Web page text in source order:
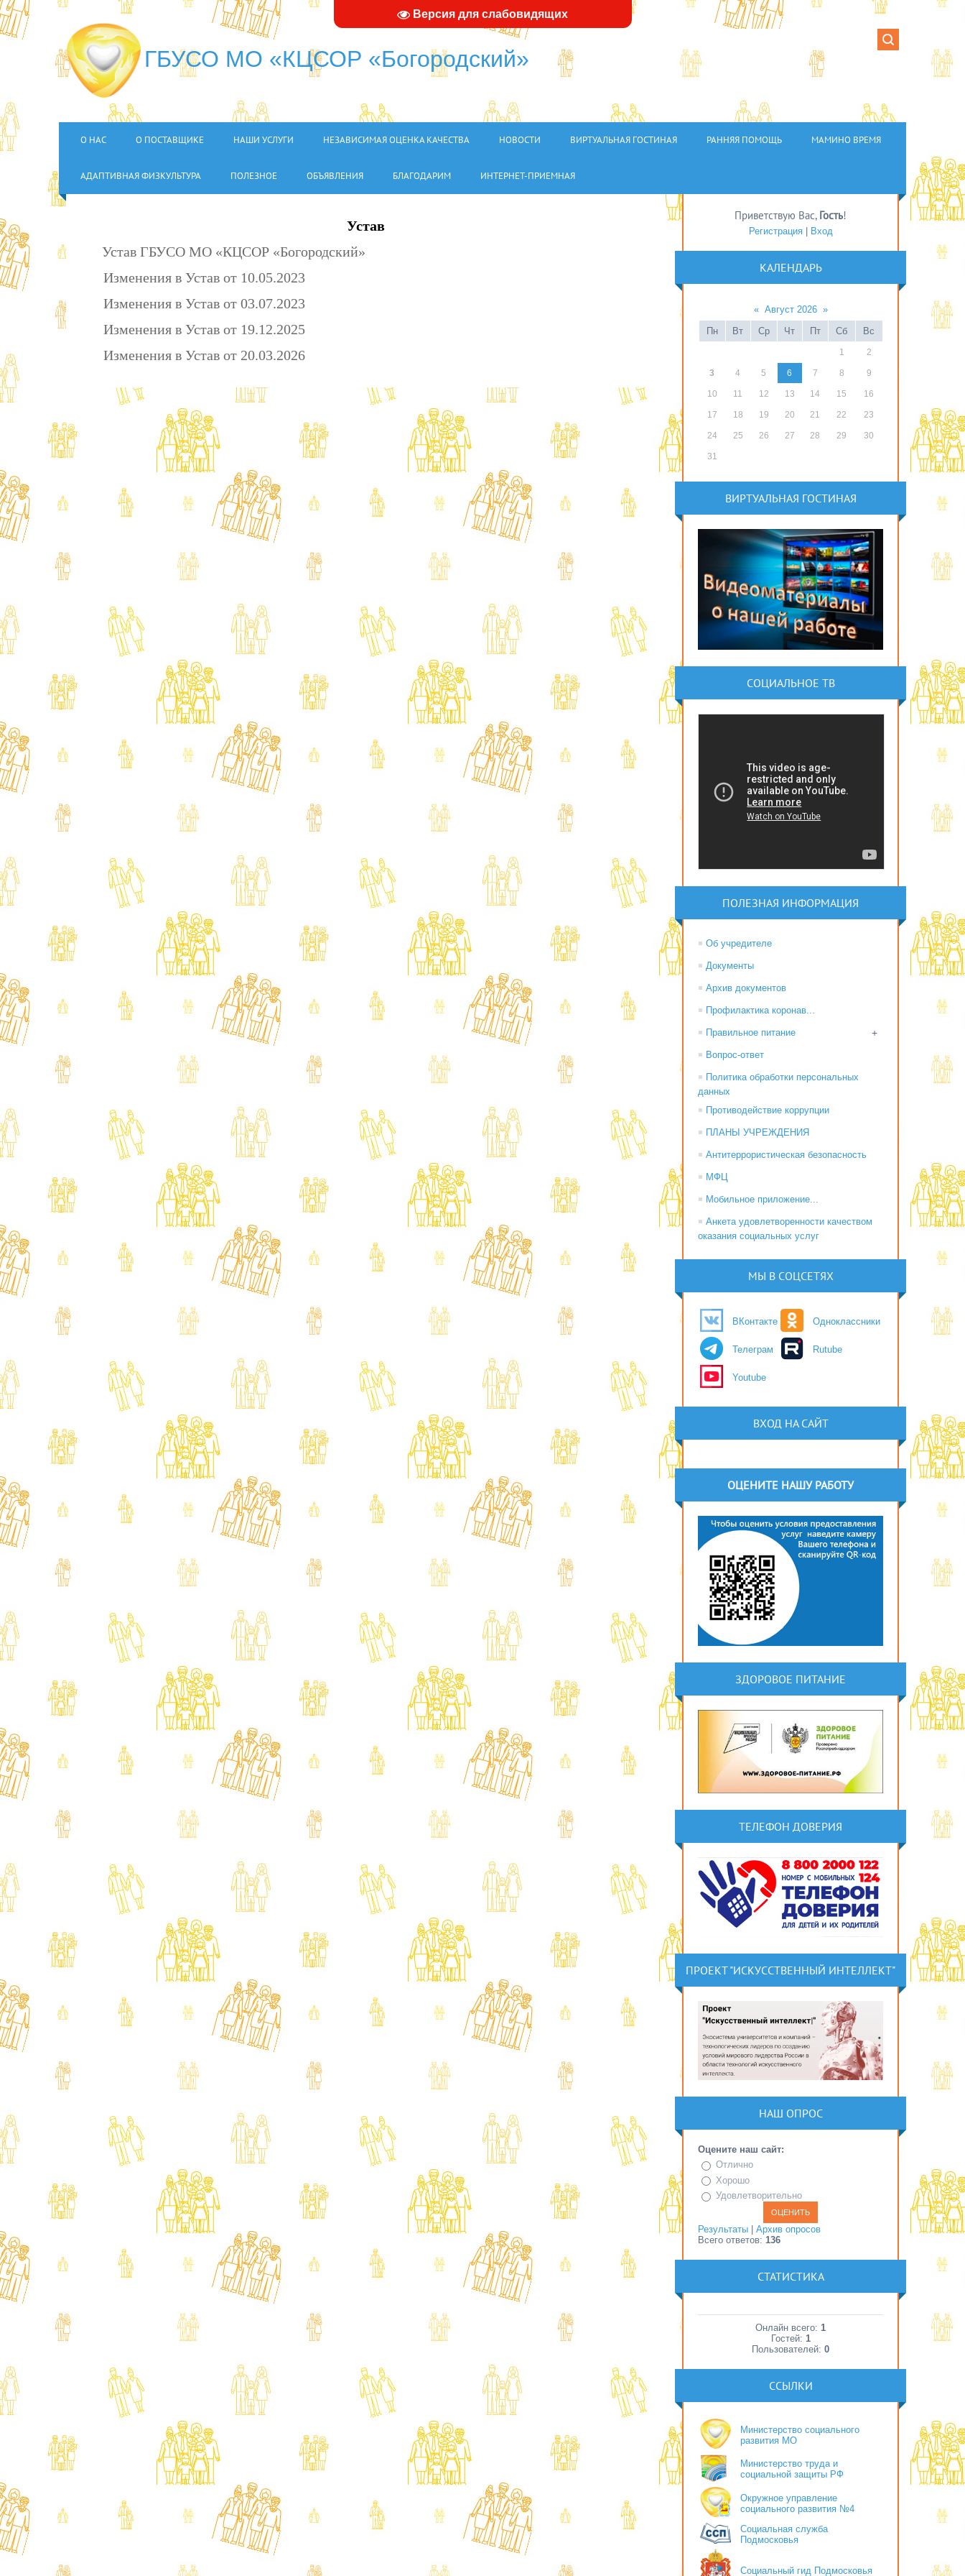
Версия для слабовидящих
ГБУСО МО «КЦСОР «Богородский»
О НАС О ПОСТАВЩИКЕ НАШИ УСЛУГИ НЕЗАВИСИМАЯ ОЦЕНКА КАЧЕСТВА НОВОСТИ ВИРТУАЛЬНАЯ ГОСТИНАЯ РАННЯЯ ПОМОЩЬ МАМИНО ВРЕМЯ
АДАПТИВНАЯ ФИЗКУЛЬТУРА ПОЛЕЗНОЕ ОБЪЯВЛЕНИЯ БЛАГОДАРИМ ИНТЕРНЕТ-ПРИЕМНАЯ
Устав
Устав ГБУСО МО «КЦСОР «Богородский»
Изменения в Устав от 10.05.2023
Изменения в Устав от 03.07.2023
Изменения в Устав от 19.12.2025
Изменения в Устав от 20.03.2026
Приветствую Вас, Гость!
Регистрация| Вход
КАЛЕНДАРЬ
« Август 2026 »
Пн
Вт Ср Чт Пт Сб Вс
1 2
3 4 5 6 7 8 9
10 11 12 13 14 15 16
17 18 19 20 21 22 23
24 25 26 27 28 29 30
31
ВИРТУАЛЬНАЯ ГОСТИНАЯ
СОЦИАЛЬНОЕ ТВ
ПОЛЕЗНАЯ ИНФОРМАЦИЯ
Об учредителе
Документы
Архив документов
Профилактика коронав...
+
Правильное питание
Вопрос-ответ
Политика обработки персональных
данных
Противодействие коррупции
ПЛАНЫ УЧРЕЖДЕНИЯ
Антитеррористическая безопасность
МФЦ
Мобильное приложение...
Анкета удовлетворенности качеством
оказания социальных услуг
МЫ В СОЦСЕТЯХ
ВКонтакте Одноклассники
Телеграм Rutube
Youtube
ВХОД НА САЙТ
ОЦЕНИТЕ НАШУ РАБОТУ
ЗДОРОВОЕ ПИТАНИЕ
ТЕЛЕФОН ДОВЕРИЯ
ПРОЕКТ "ИСКУССТВЕННЫЙ ИНТЕЛЛЕКТ"
НАШ ОПРОС
Оцените наш сайт:
Отлично
Хорошо
Удовлетворительно
Результаты |Архив опросов
Всего ответов: 136
СТАТИСТИКА
Онлайн всего: 1
Гостей: 1
Пользователей:0
ССЫЛКИ
Министерство социального
развития МО
Министерство труда и
социальной защиты РФ
Окружное управление
социального развития №4
Социальная служба
Подмосковья
Социальный гид Подмосковья